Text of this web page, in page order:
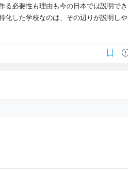
る必要性も理由も今の日本では説明でき
化した学校なのは、その辺りが説明しや